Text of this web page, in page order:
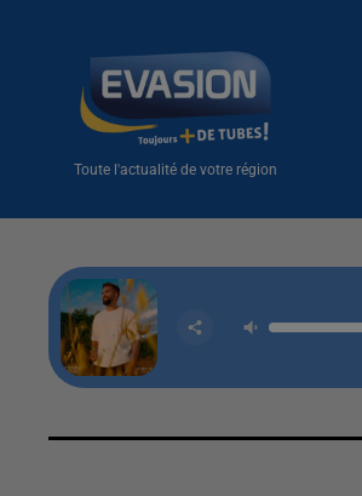
Toute l'actualité de votre région